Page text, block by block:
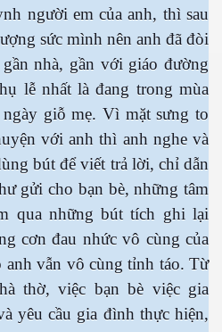
người em của anh, thì sau
sức mình nên anh đã đòi
nhà, gần với giáo đường
lễ nhất là đang trong mùa
giỗ mẹ. Vì mặt sưng to
với anh thì anh nghe và
bút để viết trả lời, chỉ dẫn
gửi cho bạn bè, những tâm
qua những bút tích ghi lại
cơn đau nhức vô cùng của
anh vẫn vô cùng tỉnh táo. Từ
thờ, việc bạn bè việc gia
yêu cầu gia đình thực hiện,